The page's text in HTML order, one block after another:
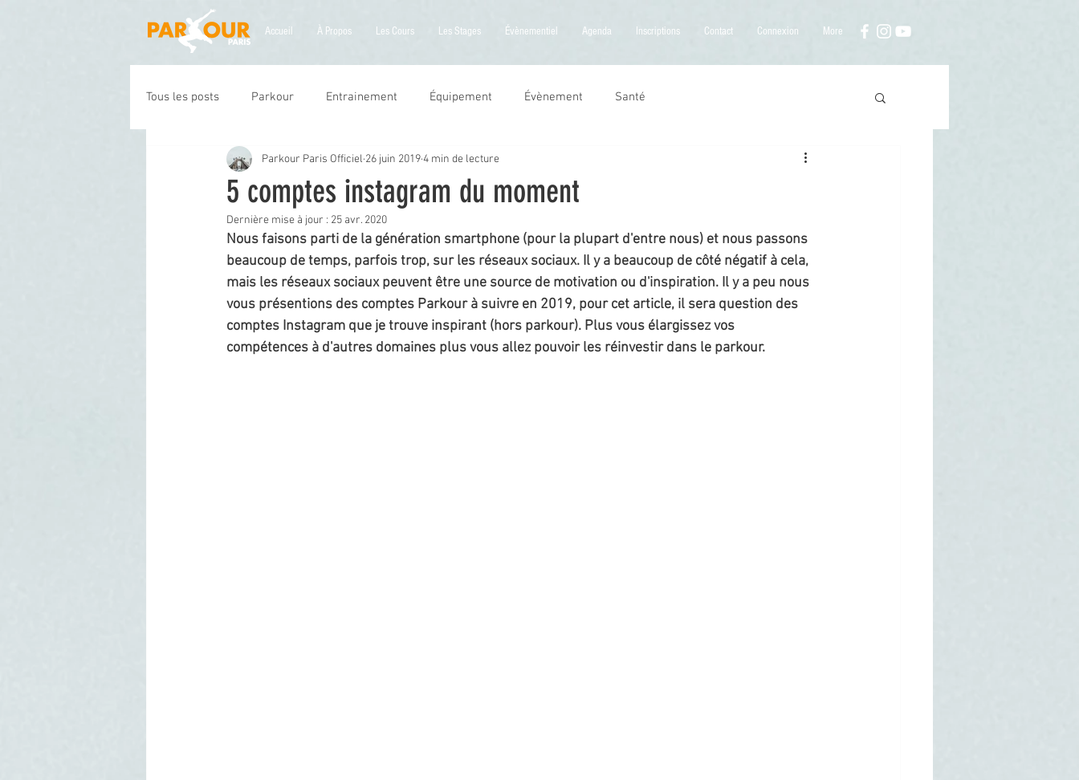
Accueil À Propos Les Cours Les Stages Évènementiel Agenda Inscriptions Contact Connexion More
Tous les posts Parkour Entrainement Équipement Évènement Santé
5 comptes instagram du moment
Parkour Paris Officiel 26 juin 20194 min de lecture
Dernière mise à jour : 25 avr. 2020
Nous faisons parti de la génération smartphone (pour la plupart d'entre nous) et nous passons
beaucoup de temps, parfois trop, sur les réseaux sociaux. Il y a beaucoup de côté négatif à cela,
mais les réseaux sociaux peuvent être une source de motivation ou d'inspiration. Il y a peu nous
vous présentions des comptes Parkour à suivre en 2019, pour cet article, il sera question des
comptes Instagram que je trouve inspirant (hors parkour). Plus vous élargissez vos
compétences à d'autres domaines plus vous allez pouvoir les réinvestir dans le parkour.